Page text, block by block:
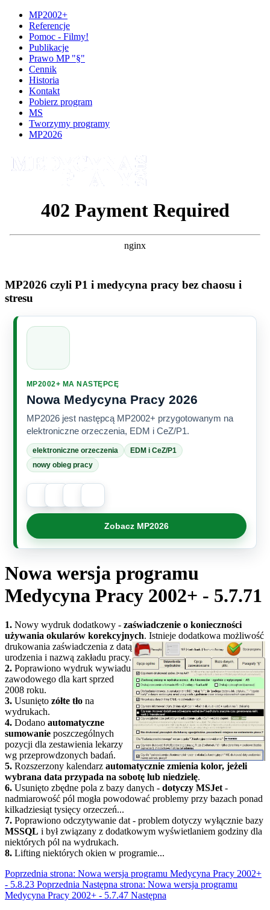
MP2002+
Referencje
Pomoc - Filmy!
Publikacje
Prawo MP "§"
Cennik
Historia
Kontakt
Pobierz program
MS
Tworzymy programy
MP2026
MP2026 czyli P1 i medycyna pracy bez chaosu i
stresu
MP2002+ MA NASTĘPCĘ
Nowa Medycyna Pracy 2026
MP2026 jest następcą MP2002+ przygotowanym na
elektroniczne orzeczenia, EDM i CeZ/P1.
elektroniczne orzeczenia
EDM i CeZ/P1
nowy obieg pracy
Zobacz MP2026
Nowa wersja programu
Medycyna Pracy 2002+ - 5.7.71
1. Nowy wydruk dodatkowy - zaświadczenie o konieczności
używania okularów korekcyjnych. Istnieje dodatkowa możliwość
drukowania zaświadczenia z datą
urodzenia i nazwą zakładu pracy.
2. Poprawiono wydruk wywiadu
zawodowego dla kart sprzed
2008 roku.
3. Usunięto zółte tło na
wydrukach.
4. Dodano automatyczne
sumowanie poszczególnych
pozycji dla zestawienia lekarzy
wg przeprowdzonych badań.
5. Rozszerzony kalendarz automatycznie zmienia kolor, jeżeli
wybrana data przypada na sobotę lub niedzielę.
6. Usunięto zbędne pola z bazy danych - dotyczy MSJet -
nadmiarowość pól mogła powodować problemy przy bazach ponad
kilkadziesiąt tysięcy orzeczeń...
7. Poprawiono odczytywanie dat - problem dotyczy wyłącznie bazy
MSSQL i był związany z dodatkowym wyświetlaniem godziny dla
niektórych pól na wydrukach.
8. Lifting niektórych okien w programie...
Poprzednia strona: Nowa wersja programu Medycyna Pracy 2002+
- 5.8.23 Poprzednia Następna strona: Nowa wersja programu
Medycyna Pracy 2002+ - 5.7.47 Następna